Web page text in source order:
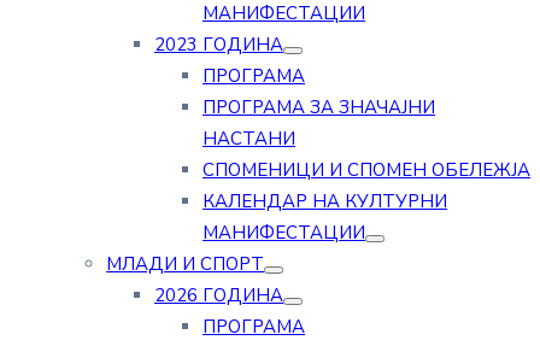
МАНИФЕСТАЦИИ
2023 ГОДИНА
ПРОГРАМА
ПРОГРАМА ЗА ЗНАЧАЈНИ
НАСТАНИ
СПОМЕНИЦИ И СПОМЕН ОБЕЛЕЖЈА
КАЛЕНДАР НА КУЛТУРНИ
МАНИФЕСТАЦИИ
МЛАДИ И СПОРТ
2026 ГОДИНА
ПРОГРАМА